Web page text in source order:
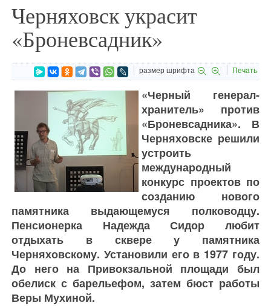
Черняховск украсит
«Броневсадник»
размер шрифта Печать
«Черный генерал-
хранитель» против
«Броневсадника». В
Черняховске решили
устроить
международный
конкурс проектов по
созданию нового
памятника выдающемуся полководцу.
Пенсионерка Надежда Сидор любит
отдыхать в сквере у памятника
Черняховскому. Установили его в 1977 году.
До него на Привокзальной площади был
обелиск с барельефом, затем бюст работы
Веры Мухиной.